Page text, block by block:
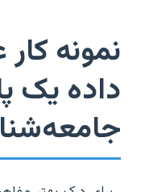
نمونه
داده یک